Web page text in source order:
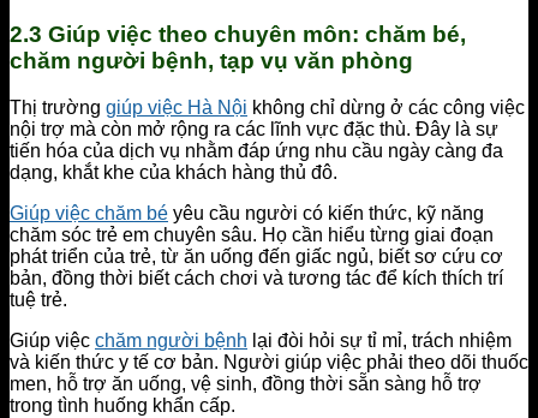
2.3 Giúp việc theo chuyên môn: chăm bé,
chăm người bệnh, tạp vụ văn phòng
Thị trường giúp việc Hà Nội không chỉ dừng ở các công việc
nội trợ mà còn mở rộng ra các lĩnh vực đặc thù. Đây là sự
tiến hóa của dịch vụ nhằm đáp ứng nhu cầu ngày càng đa
dạng, khắt khe của khách hàng thủ đô.
Giúp việc chăm bé yêu cầu người có kiến thức, kỹ năng
chăm sóc trẻ em chuyên sâu. Họ cần hiểu từng giai đoạn
phát triển của trẻ, từ ăn uống đến giấc ngủ, biết sơ cứu cơ
bản, đồng thời biết cách chơi và tương tác để kích thích trí
tuệ trẻ.
Giúp việc chăm người bệnh lại đòi hỏi sự tỉ mỉ, trách nhiệm
và kiến thức y tế cơ bản. Người giúp việc phải theo dõi thuốc
men, hỗ trợ ăn uống, vệ sinh, đồng thời sẵn sàng hỗ trợ
trong tình huống khẩn cấp.